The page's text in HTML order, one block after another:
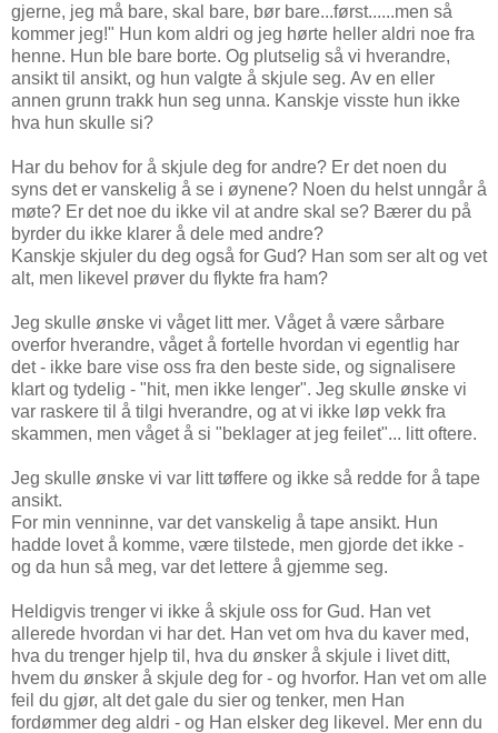
gjerne, jeg må bare, skal bare, bør bare...først......men så
kommer jeg!" Hun kom aldri og jeg hørte heller aldri noe fra
henne. Hun ble bare borte. Og plutselig så vi hverandre,
ansikt til ansikt, og hun valgte å skjule seg. Av en eller
annen grunn trakk hun seg unna. Kanskje visste hun ikke
hva hun skulle si?
Har du behov for å skjule deg for andre? Er det noen du
syns det er vanskelig å se i øynene? Noen du helst unngår å
møte? Er det noe du ikke vil at andre skal se? Bærer du på
byrder du ikke klarer å dele med andre?
Kanskje skjuler du deg også for Gud? Han som ser alt og vet
alt, men likevel prøver du flykte fra ham?
Jeg skulle ønske vi våget litt mer. Våget å være sårbare
overfor hverandre, våget å fortelle hvordan vi egentlig har
det - ikke bare vise oss fra den beste side, og signalisere
klart og tydelig - "hit, men ikke lenger". Jeg skulle ønske vi
var raskere til å tilgi hverandre, og at vi ikke løp vekk fra
skammen, men våget å si "beklager at jeg feilet"... litt oftere.
Jeg skulle ønske vi var litt tøffere og ikke så redde for å tape
ansikt.
For min venninne, var det vanskelig å tape ansikt. Hun
hadde lovet å komme, være tilstede, men gjorde det ikke -
og da hun så meg, var det lettere å gjemme seg.
Heldigvis trenger vi ikke å skjule oss for Gud. Han vet
allerede hvordan vi har det. Han vet om hva du kaver med,
hva du trenger hjelp til, hva du ønsker å skjule i livet ditt,
hvem du ønsker å skjule deg for - og hvorfor. Han vet om alle
feil du gjør, alt det gale du sier og tenker, men Han
fordømmer deg aldri - og Han elsker deg likevel. Mer enn du